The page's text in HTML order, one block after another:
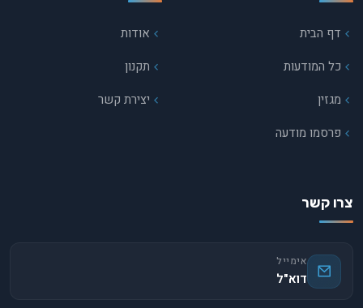
דף הבית
כל המודעות
מגזין
פרסמו מודעה
אודות
תקנון
יצירת קשר
צרו קשר
אימייל
דוא"ל